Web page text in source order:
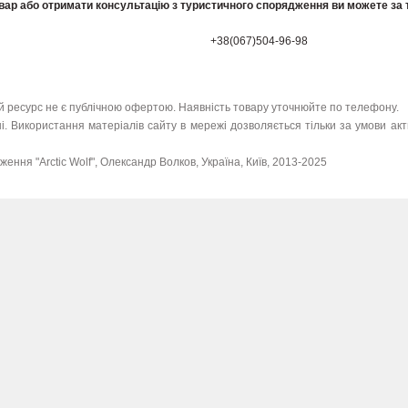
або отримати консультацію з туристичного спорядження ви можете
+38(067)504-96-98
ресурс не є публічною офертою. Наявність товару уточнюйте по телефону.
Використання матеріалів сайту в мережі дозволяється тільки за умови
"Arctic Wolf", Олександр Волков, Україна, Київ, 2013-2025